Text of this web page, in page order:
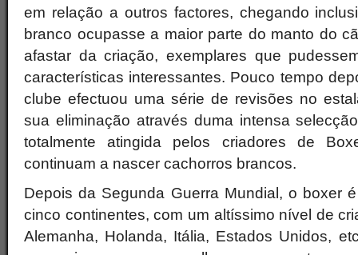
em relação a outros factores, chegando
branco ocupasse a maior parte do manto do
afastar da criação, exemplares que
características interessantes. Pouco tempo
clube efectuou uma série de revisões no
sua eliminação através duma intensa
totalmente atingida pelos criadores de
continuam a nascer cachorros brancos.
Depois da Segunda Guerra Mundial, o boxer
cinco continentes, com um altíssimo nível de
Alemanha, Holanda, Itália, Estados Unidos,